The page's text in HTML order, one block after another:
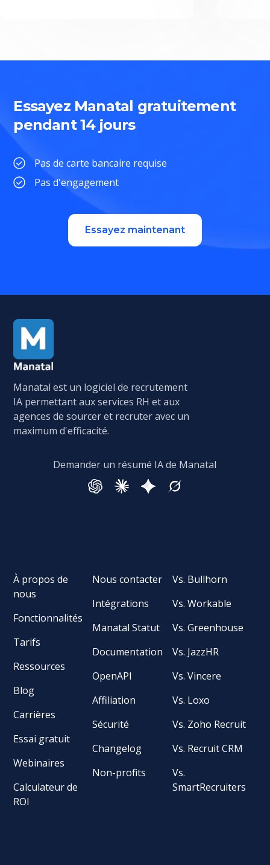
Essayez Manatal gratuitement
pendant 14 jours
Pas de carte bancaire requise
Pas d'engagement
Essayez maintenant
Manatal est un logiciel de recrutement
IA permettant aux services RH et aux
agences de sourcer et recruter avec un
maximum d'efficacité.
Demander un résumé IA de Manatal
À propos de
nous
Fonctionnalités
Tarifs
Ressources
Blog
Carrières
Essai gratuit
Webinaires
Calculateur de
ROI
Nous contacter
Intégrations
Manatal Statut
Documentation
OpenAPI
Affiliation
Sécurité
Changelog
Non-profits
Vs. Bullhorn
Vs. Workable
Vs. Greenhouse
Vs. JazzHR
Vs. Vincere
Vs. Loxo
Vs. Zoho Recruit
Vs. Recruit CRM
Vs.
SmartRecruiters